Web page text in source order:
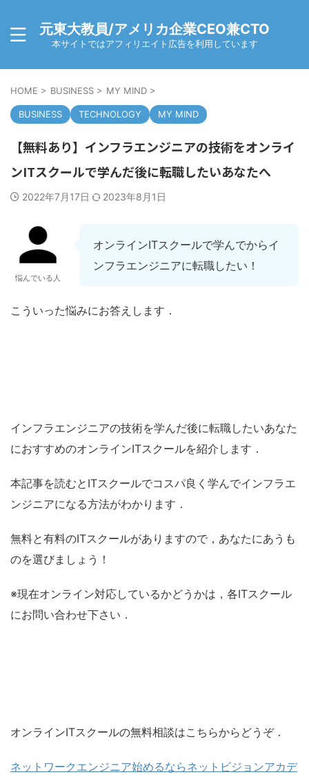
元東大教員/アメリカ企業CEO兼CTO
本サイトではアフィリエイト広告を利用しています
HOME > BUSINESS > MY MIND >
BUSINESS TECHNOLOGY MY MIND
【無料あり】インフラエンジニアの技術をオンライ
ンITスクールで学んだ後に転職したいあなたへ
2022年7月17日 2023年8月1日
悩んでいる人
オンラインITスクールで学んでからイ
ンフラエンジニアに転職したい！
こういった悩みにお答えします．
インフラエンジニアの技術を学んだ後に転職したいあなた
におすすめのオンラインITスクールを紹介します．
本記事を読むとITスクールでコスパ良く学んでインフラエ
ンジニアになる方法がわかります．
無料と有料のITスクールがありますので，あなたにあうも
のを選びましょう！
※現在オンライン対応しているかどうかは，各ITスクール
にお問い合わせ下さい．
オンラインITスクールの無料相談はこちらからどうぞ．
ネットワークエンジニア始めるならネットビジョンアカデ